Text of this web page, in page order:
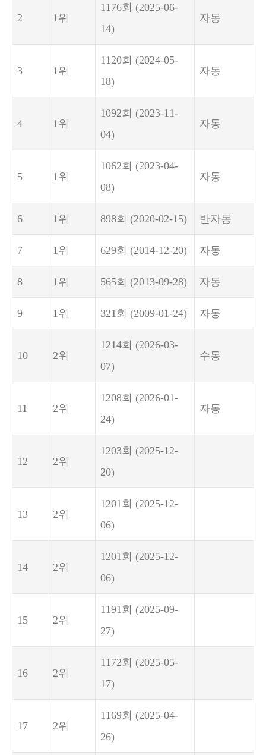
2 1위
1176회 (2025-06-
14)
자동
3 1위
1120회 (2024-05-
18)
자동
4 1위
1092회 (2023-11-
04)
자동
5 1위
1062회 (2023-04-
08)
자동
6 1위 898회 (2020-02-15) 반자동
7 1위 629회 (2014-12-20) 자동
8 1위 565회 (2013-09-28) 자동
9 1위 321회 (2009-01-24) 자동
10 2위
1214회 (2026-03-
07)
수동
11 2위
1208회 (2026-01-
24)
자동
12 2위
1203회 (2025-12-
20)
13 2위
1201회 (2025-12-
06)
14 2위
1201회 (2025-12-
06)
15 2위
1191회 (2025-09-
27)
16 2위
1172회 (2025-05-
17)
17 2위
1169회 (2025-04-
26)